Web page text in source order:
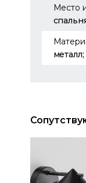
Место